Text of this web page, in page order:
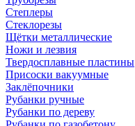
Степлеры
Стеклорезы
Щётки металлические
Ножи и лезвия
Твердосплавные пластины
Присоски вакуумные
Заклёпочники
Рубанки ручные
Рубанки по дереву